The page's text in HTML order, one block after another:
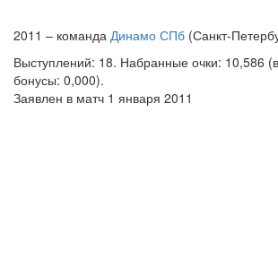
2011 – команда Динамо СПб (Санкт-
Выступлений: 18. Набранные очки: 10,586
бонусы: 0,000).
Заявлен в матч 1 января 2011